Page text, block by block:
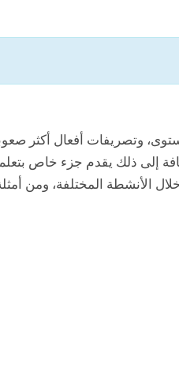
وتصريفات أفعال أكثر
إلى ذلك يقدم جزء خاص
الأنشطة المختلفة، ومن